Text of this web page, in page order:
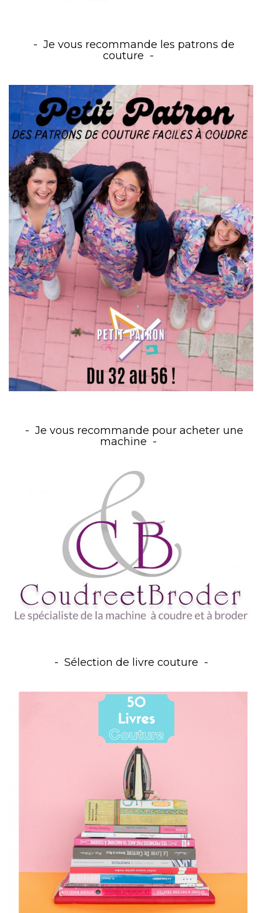
Je vous recommande les patrons de
couture
Je vous recommande pour acheter une
machine
Sélection de livre couture